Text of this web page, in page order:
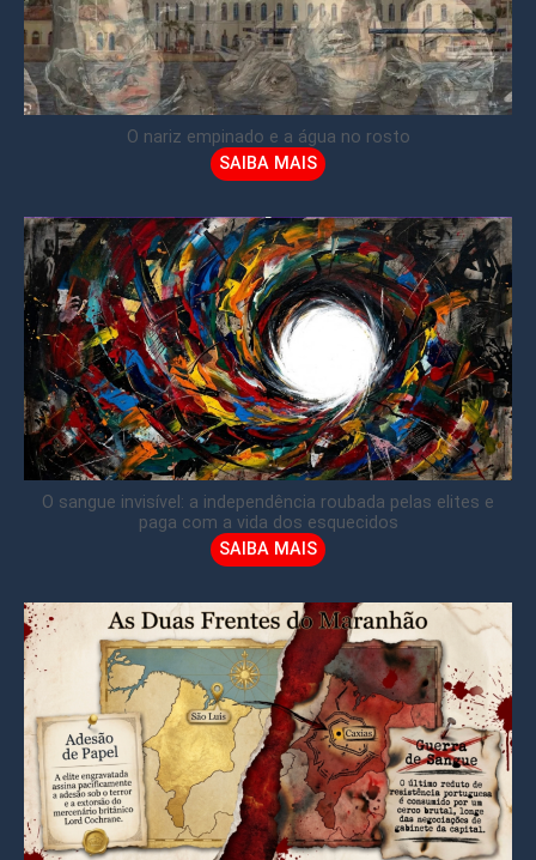
O nariz empinado e a água no rosto
SAIBA MAIS
O sangue invisível: a independência roubada pelas elites e
paga com a vida dos esquecidos
SAIBA MAIS